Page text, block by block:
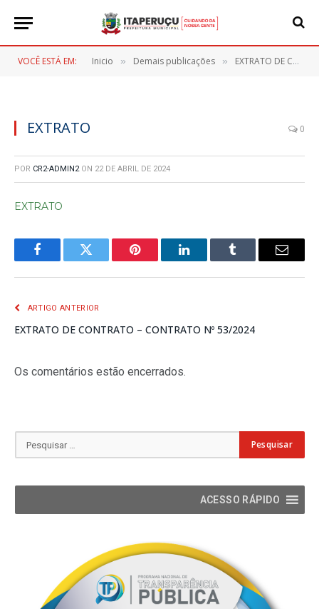
VOCÊ ESTÁ EM: Inicio » Demais publicações » EXTRATO DE CONTRATO – CONTRATO Nº 53/2024
EXTRATO 0
POR CR2-ADMIN2 ON 22 DE ABRIL DE 2024
EXTRATO
FacebookTwitter Pinterest LinkedInTumblr
E-
ARTIGO ANTERIOR
EXTRATO DE CONTRATO – CONTRATO Nº 53/2024
Os comentários estão encerrados.
ACESSO RÁPIDO